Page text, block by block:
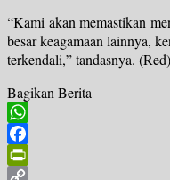
“Kami akan memastikan
besar keagamaan lainnya,
terkendali,” tandasnya. (Red)
Bagikan Berita
WhatsApp
Facebook
PrintFriendly